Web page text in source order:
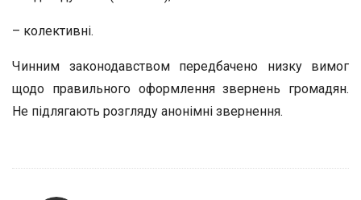
– колективні.
Чинним законодавством передбачено низку вимог
щодо правильного оформлення звернень громадян.
Не підлягають розгляду анонімні звернення.